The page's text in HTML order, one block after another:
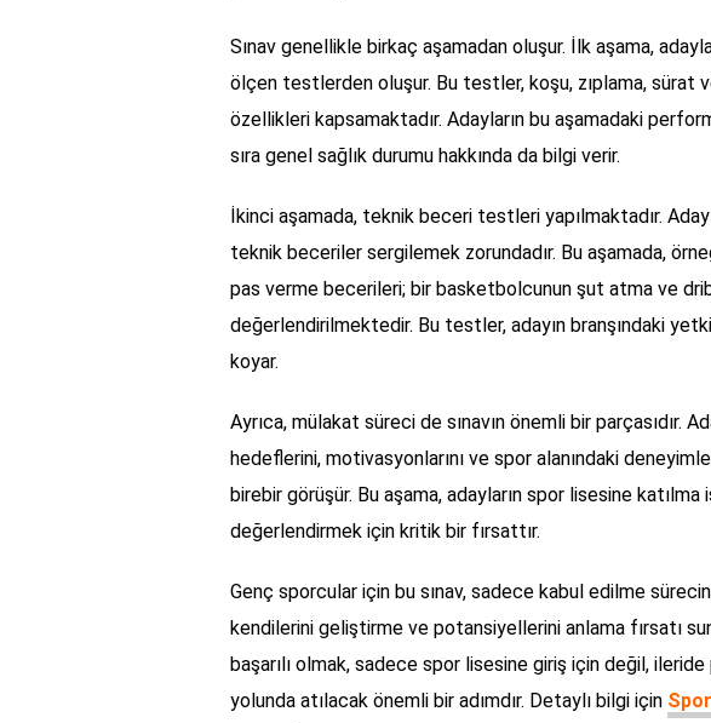
Sınav genellikle birkaç aşamadan oluşur. İlk aşama,
ölçen testlerden oluşur. Bu testler, koşu, zıplama, sürat
özellikleri kapsamaktadır. Adayların bu aşamadaki
sıra genel sağlık durumu hakkında da bilgi verir.
İkinci aşamada, teknik beceri testleri yapılmaktadır.
teknik beceriler sergilemek zorundadır. Bu aşamada,
pas verme becerileri; bir basketbolcunun şut atma ve
değerlendirilmektedir. Bu testler, adayın branşındaki
koyar.
Ayrıca, mülakat süreci de sınavın önemli bir parçasıdır.
hedeflerini, motivasyonlarını ve spor alanındaki
birebir görüşür. Bu aşama, adayların spor lisesine katılma
değerlendirmek için kritik bir fırsattır.
Genç sporcular için bu sınav, sadece kabul edilme
kendilerini geliştirme ve potansiyellerini anlama fırsatı
başarılı olmak, sadece spor lisesine giriş için değil,
yolunda atılacak önemli bir adımdır. Detaylı bilgi için